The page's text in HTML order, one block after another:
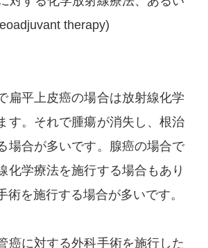
therapy)
扁平上皮癌の場合は放射線化学
す。それで腫瘍が消失し、根治
場合が多いです。腺癌の場合で
化学療法を施行する場合もあり
術を施行する場合が多いです。
癌に対する外科手術を施行した